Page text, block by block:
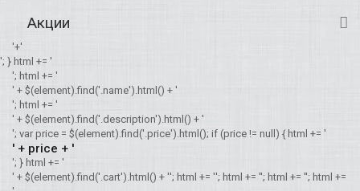
Акции
'+'
'; } html += '
'; html += '
' + $(element).find('.name').html() + '
'; html += '
' + $(element).find('.description').html() + '
'; var price = $(element).find('.price').html(); if (price != null) { html += '
' + price + '
'; } html += '
'; html += '
' + $(element).find('.cart').html() + ' '; html += ''; html += ''; html +=